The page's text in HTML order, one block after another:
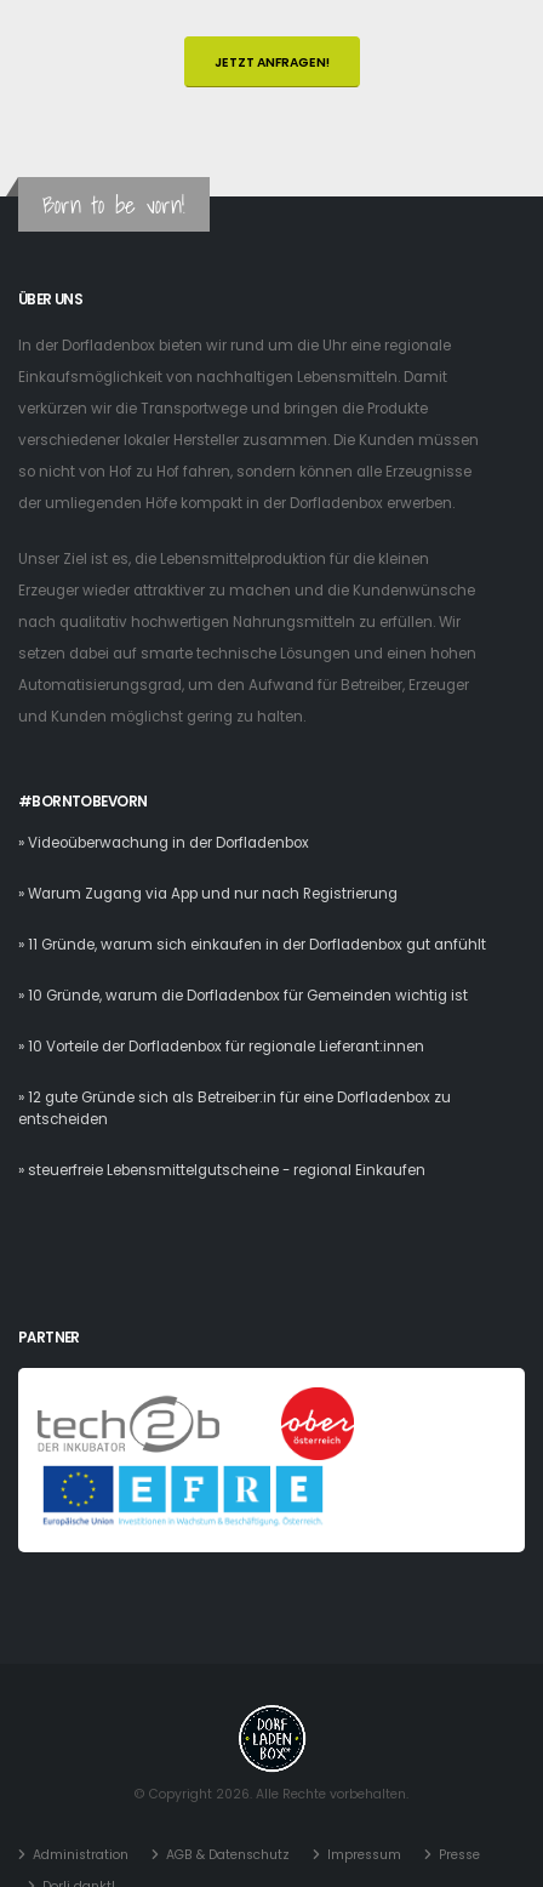
JETZT ANFRAGEN!
Born to be vorn!
ÜBER UNS
In der Dorfladenbox bieten wir rund um die Uhr eine regionale
Einkaufsmöglichkeit von nachhaltigen Lebensmitteln. Damit
verkürzen wir die Transportwege und bringen die Produkte
verschiedener lokaler Hersteller zusammen. Die Kunden müssen
so nicht von Hof zu Hof fahren, sondern können alle Erzeugnisse
der umliegenden Höfe kompakt in der Dorfladenbox erwerben.
Unser Ziel ist es, die Lebensmittelproduktion für die kleinen
Erzeuger wieder attraktiver zu machen und die Kundenwünsche
nach qualitativ hochwertigen Nahrungsmitteln zu erfüllen. Wir
setzen dabei auf smarte technische Lösungen und einen hohen
Automatisierungsgrad, um den Aufwand für Betreiber, Erzeuger
und Kunden möglichst gering zu halten.
#BORNTOBEVORN
» Videoüberwachung in der Dorfladenbox
» Warum Zugang via App und nur nach Registrierung
» 11 Gründe, warum sich einkaufen in der Dorfladenbox gut anfühlt
» 10 Gründe, warum die Dorfladenbox für Gemeinden wichtig ist
» 10 Vorteile der Dorfladenbox für regionale Lieferant:innen
» 12 gute Gründe sich als Betreiber:in für eine Dorfladenbox zu
entscheiden
» steuerfreie Lebensmittelgutscheine - regional Einkaufen
PARTNER
© Copyright 2026. Alle Rechte vorbehalten.
Administration AGB & Datenschutz Impressum
Presse